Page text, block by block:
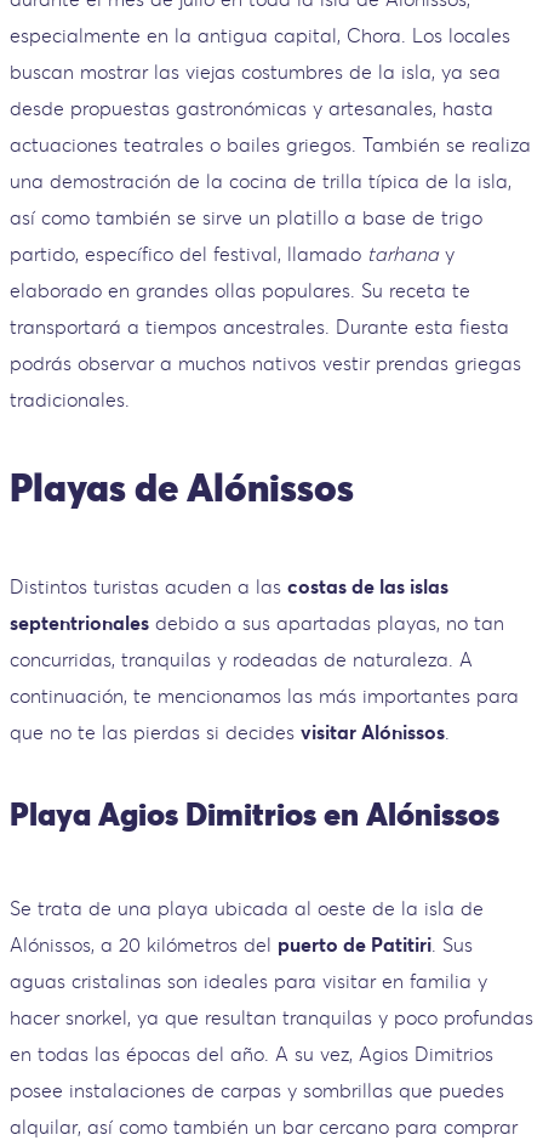
especialmente en la antigua capital, Chora. Los locales
buscan mostrar las viejas costumbres de la isla, ya sea
desde propuestas gastronómicas y artesanales, hasta
actuaciones teatrales o bailes griegos. También se realiza
una demostración de la cocina de trilla típica de la isla,
así como también se sirve un platillo a base de trigo
partido, específico del festival, llamado tarhanay
elaborado en grandes ollas populares. Su receta te
transportará a tiempos ancestrales. Durante esta fiesta
podrás observar a muchos nativos vestir prendas griegas
tradicionales.
Playas de Alónissos
Distintos turistas acuden a las costas de las islas
septentrionales debido a sus apartadas playas, no tan
concurridas, tranquilas y rodeadas de naturaleza. A
continuación, te mencionamos las más importantes para
que no te las pierdas si decides visitar Alónissos.
Playa Agios Dimitrios en Alónissos
Se trata de una playa ubicada al oeste de la isla de
Alónissos, a 20 kilómetros del puerto de Patitiri . Sus
aguas cristalinas son ideales para visitar en familia y
hacer snorkel, ya que resultan tranquilas y poco profundas
en todas las épocas del año. A su vez, Agios Dimitrios
posee instalaciones de carpas y sombrillas que puedes
alquilar, así como también un bar cercano para comprar